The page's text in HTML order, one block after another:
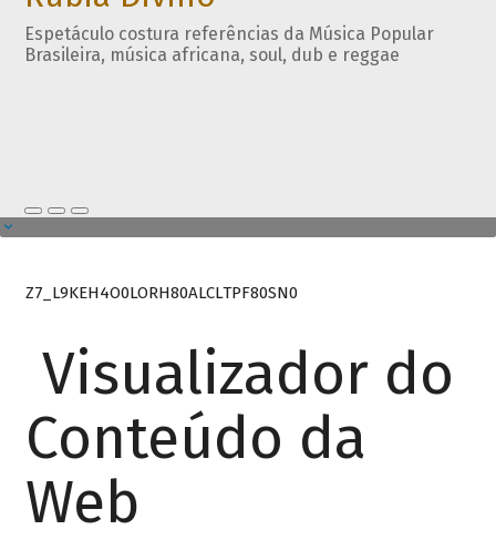
Espetáculo costura referências da Música Popular
Brasileira, música africana, soul, dub e reggae
Z7_L9KEH4O0LORH80ALCLTPF80SN0
Visualizador do
Conteúdo da
Web